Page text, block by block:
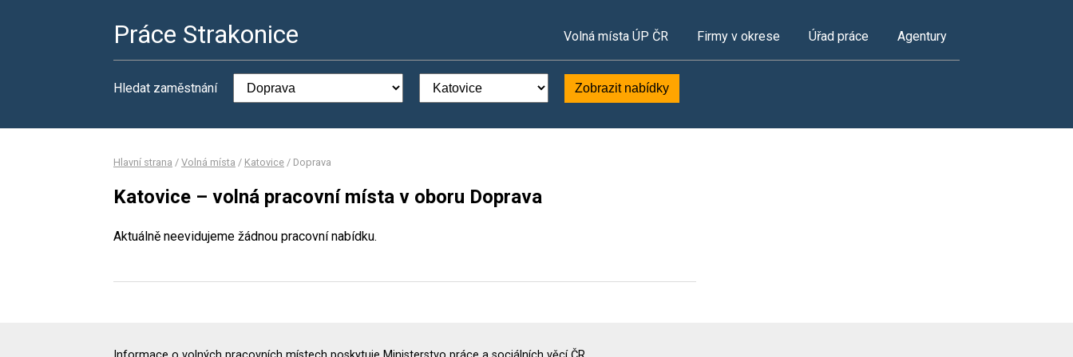
Práce Strakonice Volná místa ÚP ČR Firmy v okrese Úřad práce Agentury
Hledat zaměstnání Zobrazit nabídky
Hlavní strana / Volná místa / Katovice / Doprava
Katovice – volná pracovní místa v oboru Doprava
Aktuálně neevidujeme žádnou pracovní nabídku.